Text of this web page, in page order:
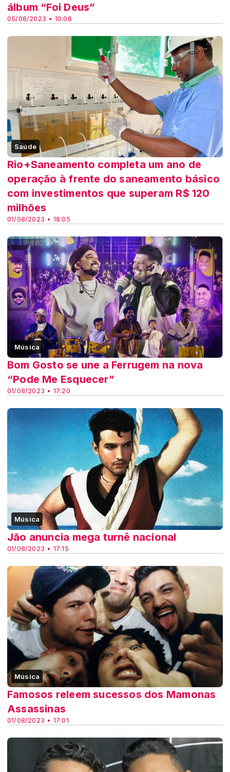
05/08/2023 • 10:08
álbum “Foi Deus”
Saúde
01/08/2023 • 18:05
Rio+Saneamento completa um ano de
operação à frente do saneamento básico
com investimentos que superam R$ 120
milhões
Música
01/08/2023 • 17:20
Bom Gosto se une a Ferrugem na nova
“Pode Me Esquecer”
Música
01/08/2023 • 17:15
Jão anuncia mega turnê nacional
Música
01/08/2023 • 17:01
Famosos releem sucessos dos Mamonas
Assassinas